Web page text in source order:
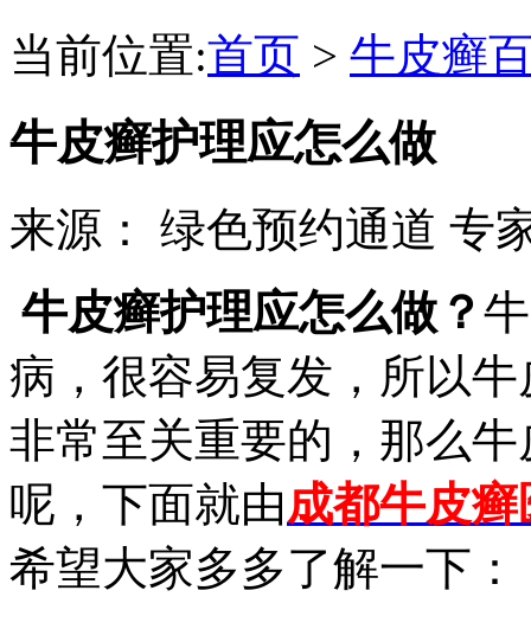
当前位置:首页 > 牛皮癣
牛皮癣护理应怎么做
来源： 绿色预约通道 专
牛皮癣护理应怎么做？
病，很容易复发，所以
非常至关重要的，那么
呢，下面就由成都牛皮癣
希望大家多多了解一下：